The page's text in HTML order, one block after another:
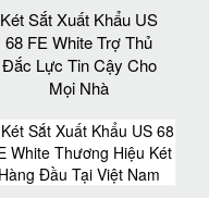
Két Sắt Xuất Khẩu US
68 FE White Trợ Thủ
Đắc Lực Tin Cậy Cho
Mọi Nhà